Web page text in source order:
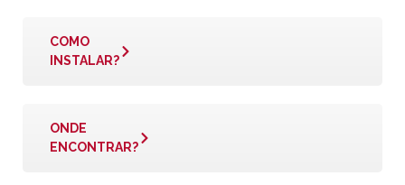
COMO
INSTALAR?
ONDE
ENCONTRAR?